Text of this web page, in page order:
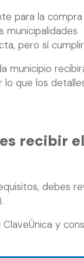
para la
municipalidades
pero sí
municipio
lo que los
recibir
debes
y